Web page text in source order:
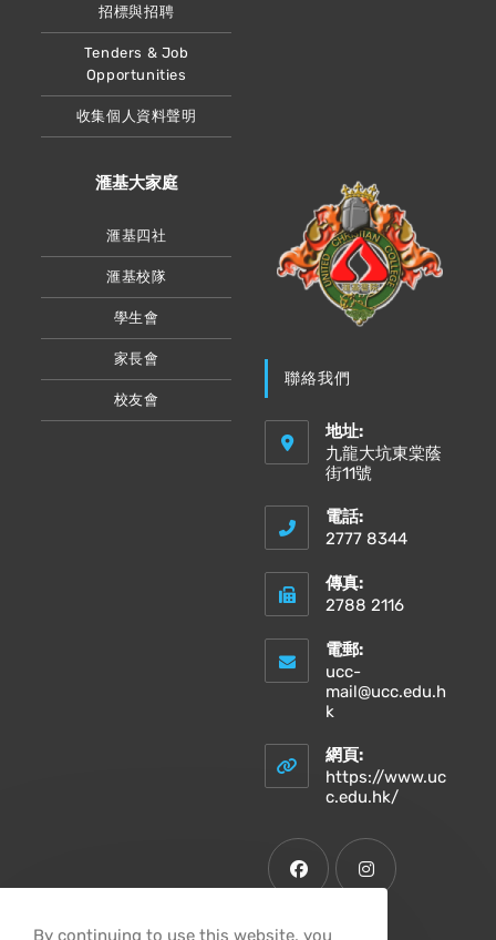
招標與招聘
Tenders & Job
Opportunities
收集個人資料聲明
滙基大家庭
滙基四社
滙基校隊
學生會
家長會
校友會
聯絡我們
地址:
九龍大坑東棠蔭
街11號
電話:
2777 8344
傳真:
2788 2116
電郵:
ucc-
mail@ucc.edu.h
k
your
application
網頁:
https://www.uc
c.edu.hk/Opens
By continuing to use this website, you